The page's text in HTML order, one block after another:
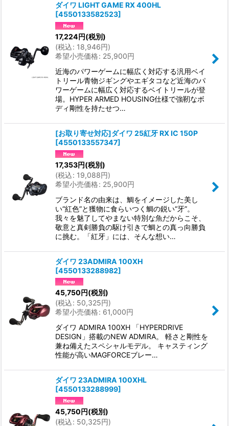
ダイワ LIGHT GAME RX 400HL
[4550133582523]
17,224円(税別)
(税込: 18,946円)
希望小売価格: 25,900円
近海のパワーゲームに幅広く対応する汎用ベイ
トリール青物ジギングやエギタコなど近海のパ
ワーゲームに幅広く対応するベイトリールが登
場。HYPER ARMED HOUSING仕様で強靭なボ
ディ剛性を持たせつ…
[お取り寄せ対応]ダイワ 25紅牙 RX IC 150P
[4550133557347]
17,353円(税別)
(税込: 19,088円)
希望小売価格: 25,900円
ブランド名の由来は、鯛をイメージした美し
い“紅色”と獲物に食らいつく鯛の鋭い“牙”。
我々を魅了してやまない特別な魚だからこそ、
敬意と真剣勝負の駆け引きで鯛との真っ向勝負
に挑む。「紅牙」には、そんな想い…
ダイワ 23ADMIRA 100XH
[4550133288982]
45,750 円(税別)
(税込: 50,325円)
希望小売価格: 61,000円
ダイワ ADMIRA 100XH 「HYPERDRIVE
DESIGN」搭載のNEW ADMIRA。 軽さと剛性を
兼ね備えたスペシャルモデル。 キャスティング
性能が高いMAGFORCEブレー…
ダイワ 23ADMIRA 100XHL
[4550133288999]
45,750円(税別)
(税込: 50,325円)